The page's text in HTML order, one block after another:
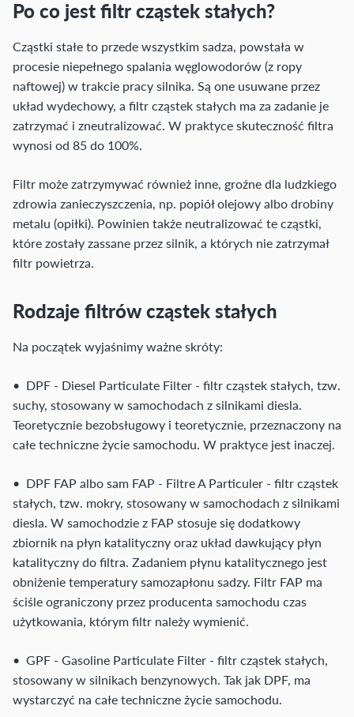
Po co jest filtr cząstek stałych?
Cząstki stałe to przede wszystkim sadza, powstała w
procesie niepełnego spalania węglowodorów (z ropy
naftowej) w trakcie pracy silnika. Są one usuwane przez
układ wydechowy, a filtr cząstek stałych ma za zadanie je
zatrzymać i zneutralizować. W praktyce skuteczność filtra
wynosi od 85 do 100%.
Filtr może zatrzymywać również inne, groźne dla ludzkiego
zdrowia zanieczyszczenia, np. popiół olejowy albo drobiny
metalu (opiłki). Powinien także neutralizować te cząstki,
które zostały zassane przez silnik, a których nie zatrzymał
filtr powietrza.
Rodzaje filtrów cząstek stałych
Na początek wyjaśnimy ważne skróty:
• DPF - Diesel Particulate Filter - filtr cząstek stałych, tzw.
suchy, stosowany w samochodach z silnikami diesla.
Teoretycznie bezobsługowy i teoretycznie, przeznaczony na
całe techniczne życie samochodu. W praktyce jest inaczej.
• DPF FAP albo sam FAP - Filtre A Particuler - filtr cząstek
stałych, tzw. mokry, stosowany w samochodach z silnikami
diesla. W samochodzie z FAP stosuje się dodatkowy
zbiornik na płyn katalityczny oraz układ dawkujący płyn
katalityczny do filtra. Zadaniem płynu katalitycznego jest
obniżenie temperatury samozapłonu sadzy. Filtr FAP ma
ściśle ograniczony przez producenta samochodu czas
użytkowania, którym filtr należy wymienić.
• GPF - Gasoline Particulate Filter - filtr cząstek stałych,
stosowany w silnikach benzynowych. Tak jak DPF, ma
wystarczyć na całe techniczne życie samochodu.